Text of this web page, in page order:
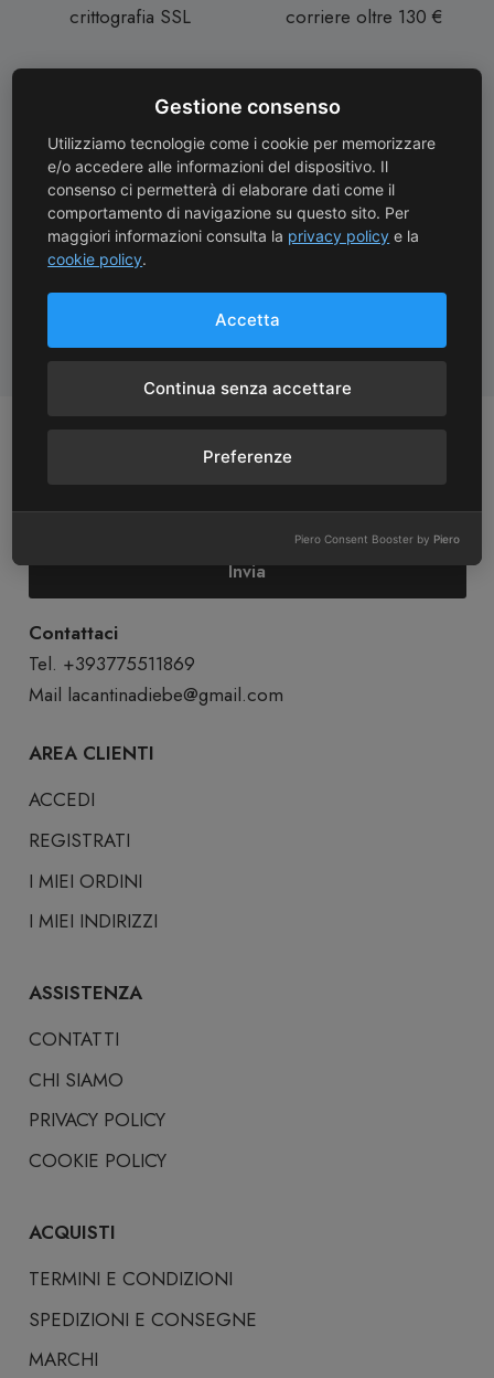
crittografia SSL
corriere oltre 130 €
Consegne Rapide
Consegne in 24/72 ore
dal pagamento
Assistenza Clienti
Assistenza personale da
una Sommelier
Prodotti garantiti come
da normative vigenti
dall’acquisto
Invia
Contattaci
Tel. +393775511869
Mail lacantinadiebe@gmail.com
AREA CLIENTI
ACCEDI
REGISTRATI
I MIEI ORDINI
I MIEI INDIRIZZI
ASSISTENZA
CONTATTI
CHI SIAMO
PRIVACY POLICY
COOKIE POLICY
ACQUISTI
TERMINI E CONDIZIONI
SPEDIZIONI E CONSEGNE
MARCHI
Gestione consenso
Utilizziamo tecnologie come i cookie per memorizzare
e/o accedere alle informazioni del dispositivo. Il
consenso ci permetterà di elaborare dati come il
comportamento di navigazione su questo sito. Per
maggiori informazioni consulta la privacy policy e la
cookie policy.
Accetta
Continua senza accettare
Preferenze
Piero Consent Booster by Piero